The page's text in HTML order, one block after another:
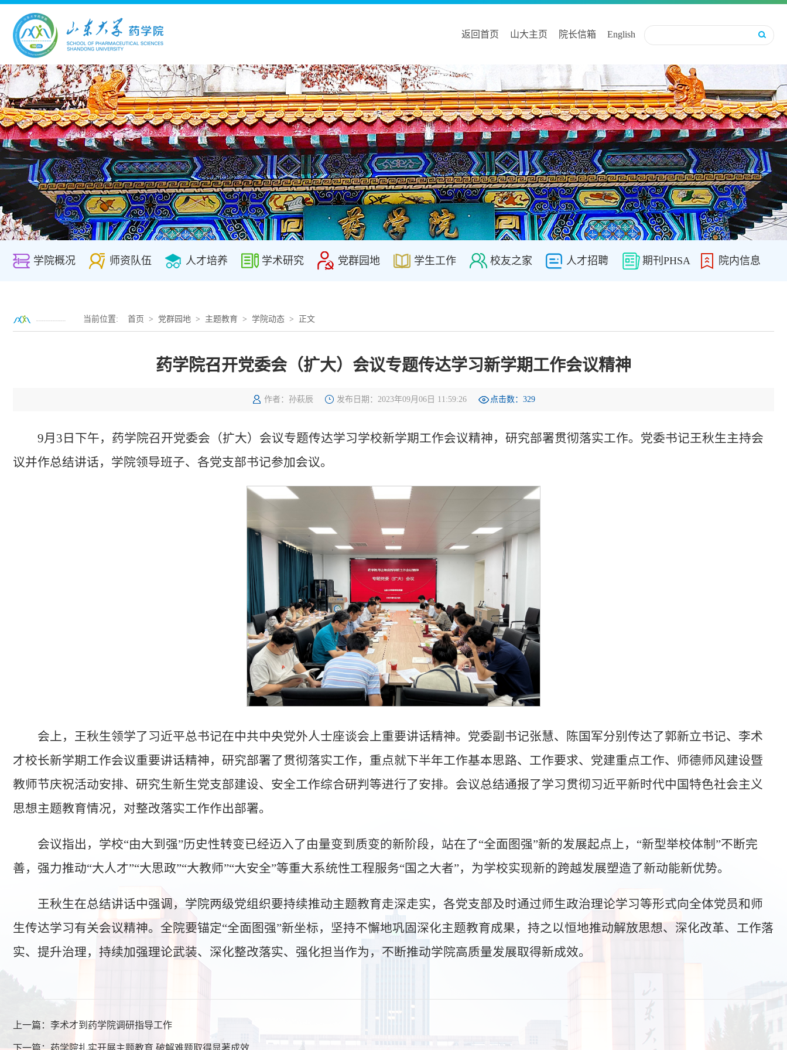
返回首页 山大主页 院长信箱 English
学院概况 师资队伍 人才培养 学术研究 党群园地 学生工作 校友之家 人才招聘 期刊PHSA 院内信息
当前位置: 首页 > 党群园地 > 主题教育 > 学院动态 > 正文
药学院召开党委会（扩大）会议专题传达学习新学期工作会议精神
作者：孙萩辰 发布日期：2023年09月06日 11:59:26 点击数： 329
9月3日下午，药学院召开党委会（扩大）会议专题传达学习学校新学期工作会议精神，研究部署贯彻落实工作。党委书记王秋生主持会
议并作总结讲话，学院领导班子、各党支部书记参加会议。
会上，王秋生领学了习近平总书记在中共中央党外人士座谈会上重要讲话精神。党委副书记张慧、陈国军分别传达了郭新立书记、李术
才校长新学期工作会议重要讲话精神，研究部署了贯彻落实工作，重点就下半年工作基本思路、工作要求、党建重点工作、师德师风建设暨
教师节庆祝活动安排、研究生新生党支部建设、安全工作综合研判等进行了安排。会议总结通报了学习贯彻习近平新时代中国特色社会主义
思想主题教育情况，对整改落实工作作出部署。
会议指出，学校“由大到强”历史性转变已经迈入了由量变到质变的新阶段，站在了“全面图强”新的发展起点上，“新型举校体制”不断完
善，强力推动“大人才”“大思政”“大教师”“大安全”等重大系统性工程服务“国之大者”，为学校实现新的跨越发展塑造了新动能新优势。
王秋生在总结讲话中强调，学院两级党组织要持续推动主题教育走深走实，各党支部及时通过师生政治理论学习等形式向全体党员和师
生传达学习有关会议精神。全院要锚定“全面图强”新坐标，坚持不懈地巩固深化主题教育成果，持之以恒地推动解放思想、深化改革、工作落
实、提升治理，持续加强理论武装、深化整改落实、强化担当作为，不断推动学院高质量发展取得新成效。
上一篇： 李术才到药学院调研指导工作
下一篇： 药学院扎实开展主题教育 破解难题取得显著成效